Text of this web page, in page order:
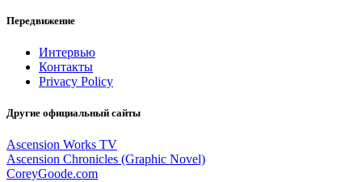
Передвижение
Интервью
Контакты
Privacy Policy
Другие официальный сайты
Ascension Works TV
Ascension Chronicles (Graphic Novel)
CoreyGoode.com